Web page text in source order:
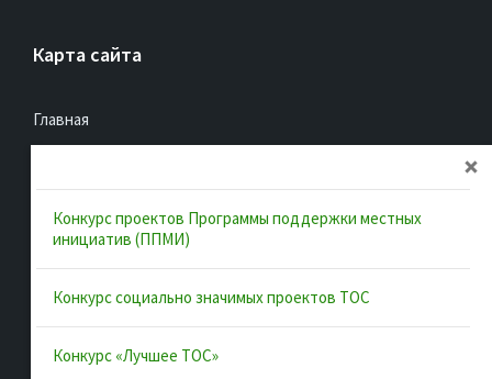
Карта сайта
Главная
Документы
Муниципальные образования
Конкурсы и лучшие практики
Контакты
Конкурс проектов Программы поддержки местных
инициатив (ППМИ)
Конкурс социально значимых проектов ТОС
Конкурс «Лучшее ТОС»